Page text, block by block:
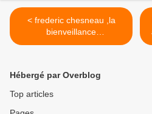
< frederic chesneau ,la
bienveillance
assassinée,deux balles
Hébergé par Overblog
Top articles